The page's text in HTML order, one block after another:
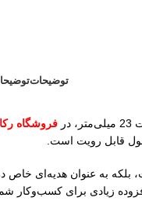
توضیحات
فروشگاه
قابل رویت است.
زیادی برای کسب‌وکار شما